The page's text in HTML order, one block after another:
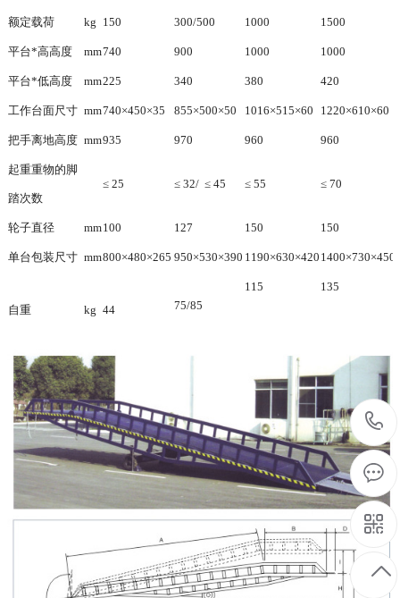
额定载荷 kg 150 300/500 1000 1500
平台*高高度 mm740 900 1000 1000
平台*低高度 mm225 340 380 420
工作台面尺寸 mm740×450×35 855×500×50 1016×515×60 1220×610×60
把手离地高度 mm935 970 960 960
起重重物的脚
踏次数
≤ 25 ≤ 32/ ≤ 45 ≤ 55 ≤ 70
轮子直径 mm100 127 150 150
单台包装尺寸 mm800×480×265 950×530×390 1190×630×420 1400×730×450
自重 kg 44 75/85
115 135